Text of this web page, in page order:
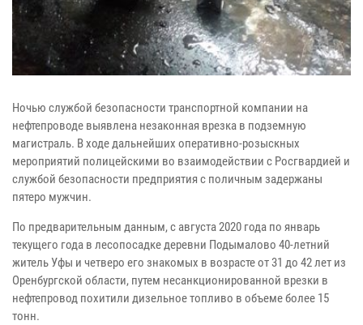
Ночью службой безопасности транспортной компании на
нефтепроводе выявлена незаконная врезка в подземную
магистраль. В ходе дальнейших оперативно-розыскных
мероприятий полицейскими во взаимодействии с Росгвардией и
службой безопасности предприятия с поличным задержаны
пятеро мужчин.
По предварительным данным, с августа 2020 года по январь
текущего года в лесопосадке деревни Подымалово 40-летний
житель Уфы и четверо его знакомых в возрасте от 31 до 42 лет из
Оренбургской области, путем несанкционированной врезки в
нефтепровод похитили дизельное топливо в объеме более 15
тонн.